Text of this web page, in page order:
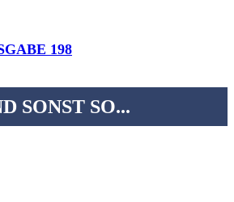
198
SONST SO...